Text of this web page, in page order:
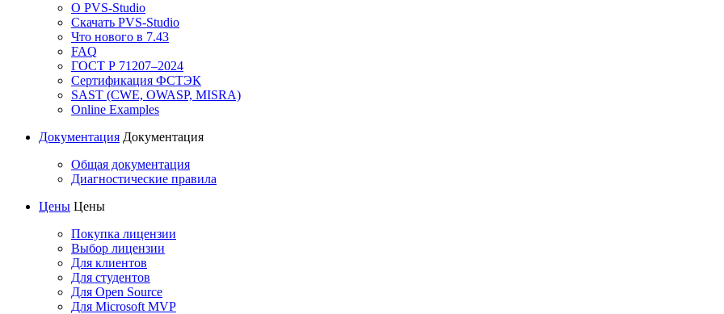
О PVS-Studio
Скачать PVS-Studio
Что нового в 7.43
FAQ
ГОСТ Р 71207–2024
Сертификация ФСТЭК
SAST (CWE, OWASP, MISRA)
Online Examples
Документация Документация
Общая документация
Диагностические правила
Цены Цены
Покупка лицензии
Выбор лицензии
Для клиентов
Для студентов
Для Open Source
Для Microsoft MVP